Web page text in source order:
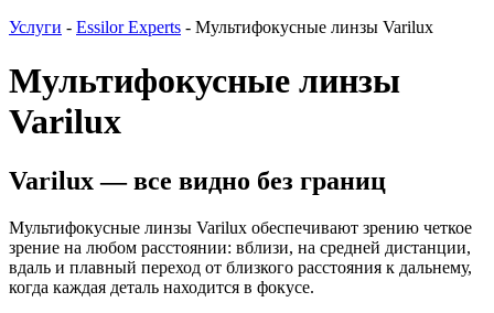
Услуги - Essilor Experts - Мультифокусные линзы Varilux
Мультифокусные линзы
Varilux
Varilux — все видно без границ
Мультифокусные линзы Varilux обеспечивают зрению четкое
зрение на любом расстоянии: вблизи, на средней дистанции,
вдаль и плавный переход от близкого расстояния к дальнему,
когда каждая деталь находится в фокусе.